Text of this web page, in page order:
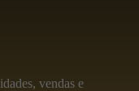
vendas e